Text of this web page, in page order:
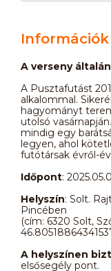
Információk
A verseny
A Pusztafutást
alkalommal.
hagyományt
utolsó
mindig egy
legyen, ahol
futótársak évről-
Időpont:
Helyszín: Solt.
Pincében
(cím: 6320 Solt,
A helyszínen
elsősegély pont.